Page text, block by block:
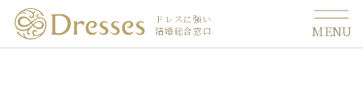
ドレスに強い
結婚総合窓口
MENU